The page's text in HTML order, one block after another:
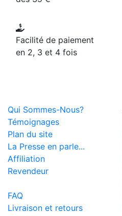
Facilité de paiement
en 2, 3 et 4 fois
Qui Sommes-Nous?
Témoignages
Plan du site
La Presse en parle...
Affiliation
Revendeur
FAQ
Livraison et retours